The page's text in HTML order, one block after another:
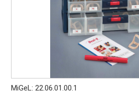
MiGeL: 22.06.01.00.1